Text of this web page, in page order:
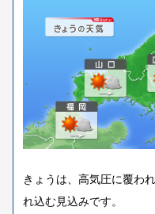
きょうは、高気圧に覆わ
れ込む見込みです。